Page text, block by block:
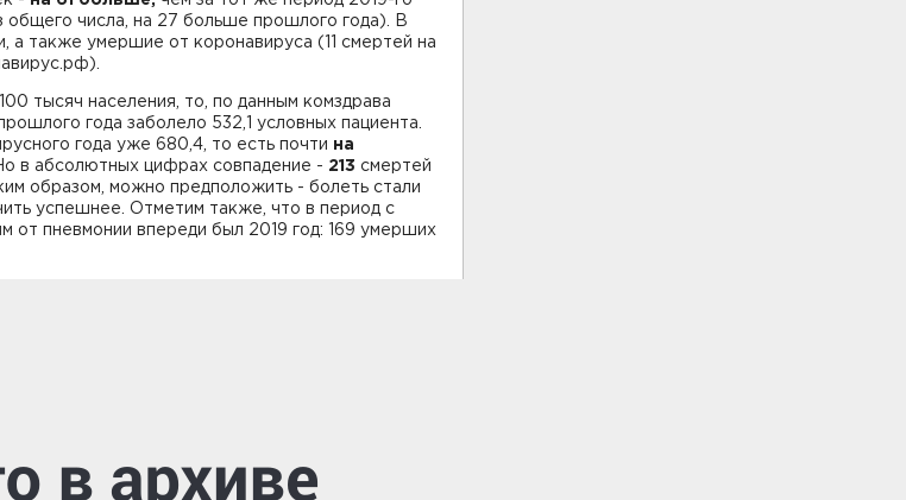
общего числа, на 27 больше прошлого года). В
а также умершие от коронавируса (11 смертей на
тысяч населения, то, по данным комздрава
года заболело 532,1 условных пациента.
года уже 680,4, то есть почти на
в абсолютных цифрах совпадение - 213 смертей
образом, можно предположить - болеть стали
успешнее. Отметим также, что в период с
от пневмонии впереди был 2019 год: 169 умерших